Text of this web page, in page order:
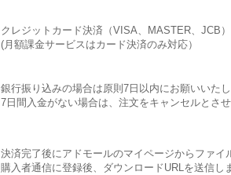
クレジットカード決済（VISA、MASTER、JCB
(月額課金サービスはカード決済のみ対応）
銀行振り込みの場合は原則7日以内にお願いいたし
7日間入金がない場合は、注文をキャンセルとさせ
決済完了後にアドモールのマイページからファイ
購入者通信に登録後、ダウンロードURLを送信し